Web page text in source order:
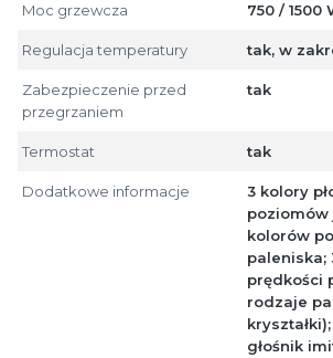
Moc grzewcza 750 / 1500
Regulacja temperatury tak, w
Zabezpieczenie przed
przegrzaniem
tak
Termostat tak
Dodatkowe informacje
3 kolory
poziomów
kolorów
paleniska;
prędkości
rodzaje
głośnik